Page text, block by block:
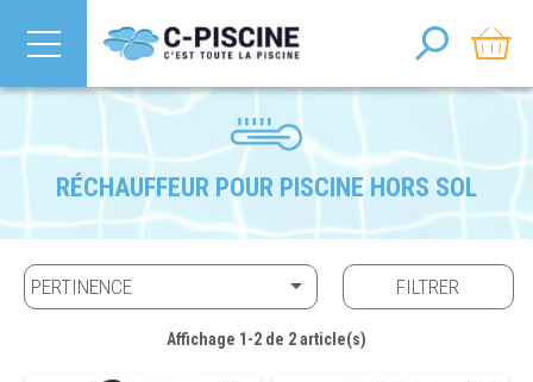
RÉCHAUFFEUR POUR PISCINE HORS SOL
PERTINENCE  FILTRER
Affichage 1-2 de 2 article(s)